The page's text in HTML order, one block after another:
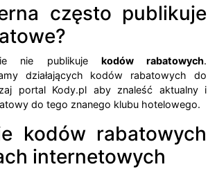
często publikuje
nie publikuje kodów rabatowych.
działających kodów rabatowych do
portal Kody.pl aby znaleść aktualny i
do tego znanego klubu hotelowego.
kodów rabatowych
internetowych